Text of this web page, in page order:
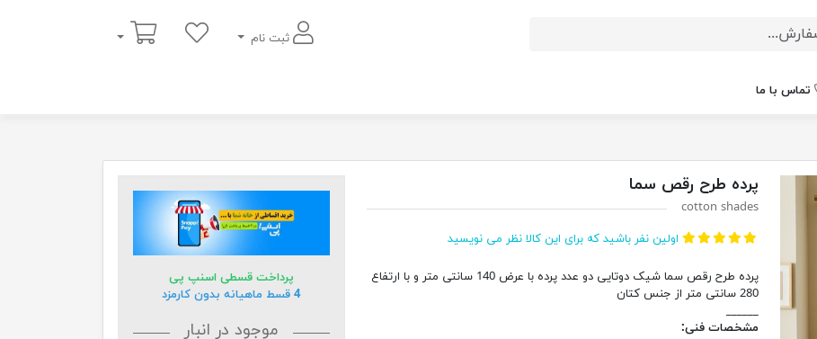
ثبت نام
سبد خرید
تماس با ما
پرده طرح رقص سما
cotton shades
اولین نفر باشید که برای این کالا نظر می نویسید
پرده طرح رقص سما شیک دوتایی دو عدد پرده با عرض 140 سانتی متر و با ارتفاع
280 سانتی متر از جنس کتان
______
مشخصات فنی:
پرداخت قسطی اسنپ پی
4 قسط ماهیانه بدون کارمزد
موجود در انبار